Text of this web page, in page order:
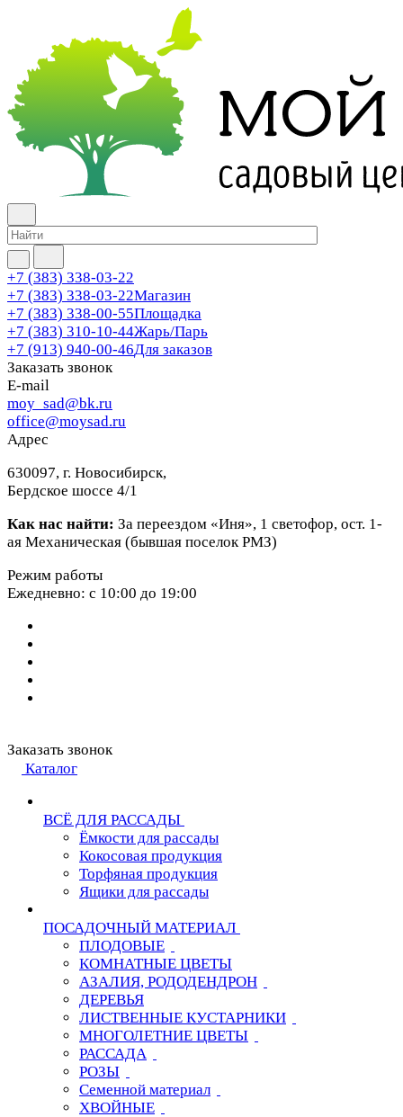
+7 (383) 338-03-22
+7 (383) 338-03-22Магазин
+7 (383) 338-00-55Площадка
+7 (383) 310-10-44Жарь/Парь
+7 (913) 940-00-46Для заказов
Заказать звонок
E-mail
moy_sad@bk.ru
office@moysad.ru
Адрес
630097, г. Новосибирск,
Бердское шоссе 4/1
Как нас найти: За переездом «Иня», 1 светофор, ост. 1-
ая Механическая (бывшая поселок РМЗ)
Режим работы
Ежедневно: с 10:00 до 19:00
Заказать звонок
Каталог
ВСЁ ДЛЯ РАССАДЫ
Ёмкости для рассады
Кокосовая продукция
Торфяная продукция
Ящики для рассады
ПОСАДОЧНЫЙ МАТЕРИАЛ
ПЛОДОВЫЕ
КОМНАТНЫЕ ЦВЕТЫ
АЗАЛИЯ, РОДОДЕНДРОН
ДЕРЕВЬЯ
ЛИСТВЕННЫЕ КУСТАРНИКИ
МНОГОЛЕТНИЕ ЦВЕТЫ
РАССАДА
РОЗЫ
Семенной материал
ХВОЙНЫЕ